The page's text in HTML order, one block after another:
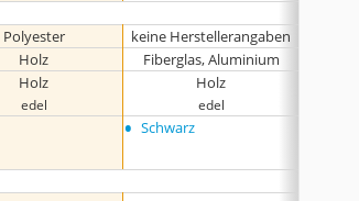
Polyester keine Herstellerangaben
Holz
Fiberglas, Aluminium
Holz
edel
Holz
edel
• Schwarz